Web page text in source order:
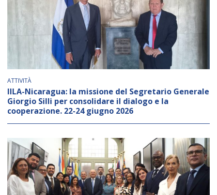
ATTIVITÀ
IILA-Nicaragua: la missione del Segretario Generale
Giorgio Silli per consolidare il dialogo e la
cooperazione. 22-24 giugno 2026